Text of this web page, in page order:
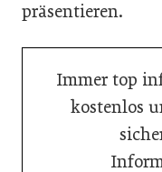
präsentieren.
Immer top
kostenlos